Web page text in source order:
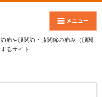
痛や股関節・膝関節の痛み（股関
るサイト